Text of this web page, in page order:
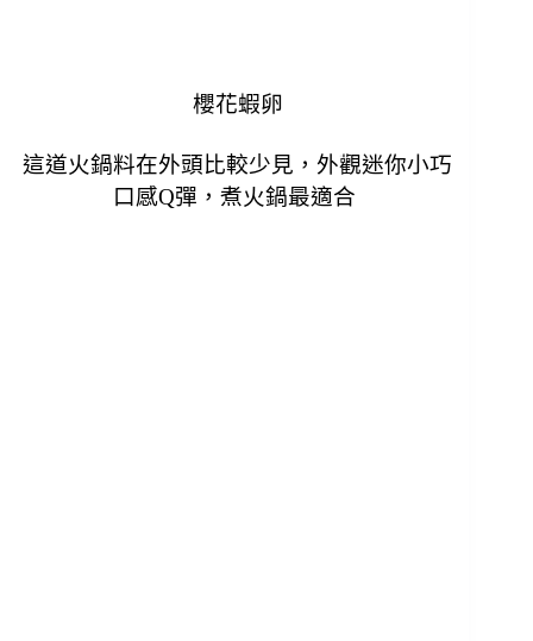
櫻花蝦卵
這道火鍋料在外頭比較少見，外觀迷你小巧
口感Q彈，煮火鍋最適合